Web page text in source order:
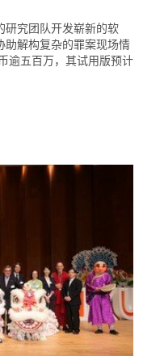
研究团队开发崭新的软
助解构复杂的罪案现场情
逾五百万，其试用版预计